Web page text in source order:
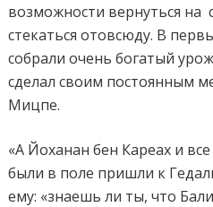
возможности вернуться на
стекаться отовсюду. В
собрали очень богатый
сделал своим постоянным
Мицпе.
«А Йоханан бен Кареах и
были в поле пришли к
ему: «знаешь ли ты, что